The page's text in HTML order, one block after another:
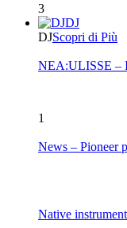
3
DJ
DJScopri di Più
NEA:ULISSE –
1
News – Pioneer
Native